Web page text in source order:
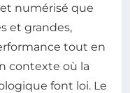
numérisé que
et grandes,
tout en
contexte où la
font loi. Le